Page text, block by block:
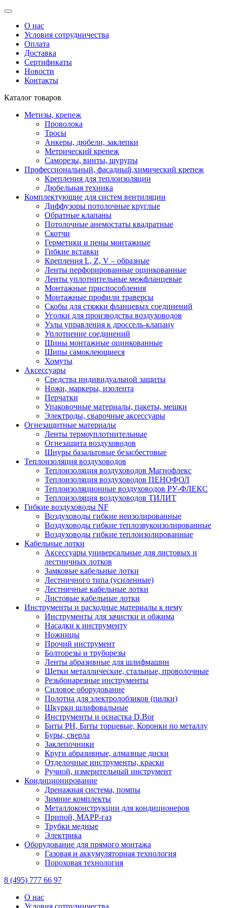
О нас
Условия сотрудничества
Оплата
Доставка
Сертификаты
Новости
Контакты
Каталог товаров
Метизы, крепеж
Проволока
Тросы
Анкеры, дюбели, заклепки
Метрический крепеж
Саморезы, винты, шурупы
Профессиональный, фасадный,химический крепеж
Крепления для теплоизоляции
Дюбельная техника
Комплектующие для систем вентиляции
Диффузоры потолочные круглые
Обратные клапаны
Потолочные анемостаты квадратные
Скотчи
Герметики и пены монтажные
Гибкие вставки
Крепления L, Z, V – образные
Ленты перфорированные оцинкованные
Ленты уплотнительные межфланцевые
Монтажные приспособления
Монтажные профили траверсы
Скобы для стяжки фланцевых соединений
Уголки для производства воздуховодов
Узлы управления к дроссель-клапану
Уплотнение соединений
Шины монтажные оцинкованные
Шипы самоклеющиеся
Хомуты
Аксессуары
Средства индивидуальной защиты
Ножи, маркеры, изолента
Перчатки
Упаковочные материалы, пакеты, мешки
Электроды, сварочные аксессуары
Огнезащитные материалы
Ленты термоуплотнительные
Огнезащита воздуховодов
Шнуры базальтовые безасбестовые
Теплоизоляция воздуховодов
Теплоизоляция воздуховодов Магнофлекс
Теплоизоляция воздуховодов ПЕНОФОЛ
Теплоизоляционные воздуховодов РУ-ФЛЕКС
Теплоизоляция воздуховодов ТИЛИТ
Гибкие воздуховоды NF
Воздуховоды гибкие неизолированные
Воздуховоды гибкие теплозвукоизолированные
Воздуховоды гибкие теплоизолированные
Кабельные лотки
Аксессуары универсальные для листовых и
лестничных лотков
Замковые кабельные лотки
Лестничного типа (усиленные)
Лестничные кабельные лотки
Листовые кабельные лотки
Инструменты и расходные материалы к нему
Инструменты для зачистки и обжима
Насадки к инструменту
Ножницы
Прочий инструмент
Болторезы и труборезы
Ленты абразивные для шлифмашин
Щетки металлические, стальные, проволочные
Резьбонарезные инструменты
Силовое оборудование
Полотна для электролобзиков (пилки)
Шкурки шлифовальные
Инструменты и оснастка D.Bor
Биты PH, Биты торцевые, Коронки по металлу
Буры, сверла
Заклепочники
Круги абразивные, алмазные диски
Отделочные инструменты, краски
Ручной, измерительный инструмент
Кондиционирование
Дренажная система, помпы
Зимние комплекты
Металлоконструкции для кондиционеров
Припой, МАРР-газ
Трубки медные
Электрика
Оборудование для прямого монтажа
Газовая и аккумуляторная технология
Пороховая технология
8 (495) 777 66 97
О нас
Условия сотрудничества